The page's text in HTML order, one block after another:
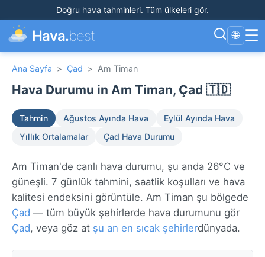
Doğru hava tahminleri. Tüm ülkeleri gör.
Hava.best 🌐 ☰
Ana Sayfa > Çad > Am Timan
Hava Durumu in Am Timan, Çad 🇹🇩
Tahmin Ağustos Ayında Hava
Eylül Ayında Hava
Yıllık Ortalamalar
Çad Hava Durumu
Am Timan'de canlı hava durumu, şu anda 26°C ve
güneşli. 7 günlük tahmini, saatlik koşulları ve hava
kalitesi endeksini görüntüle. Am Timan şu bölgede
Çad — tüm büyük şehirlerde hava durumunu gör
Çad, veya göz at şu an en sıcak şehirlerdünyada.